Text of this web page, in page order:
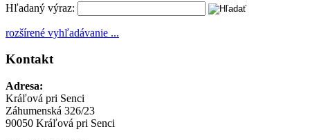
Hľadaný výraz:
rozšírené vyhľadávanie ...
Kontakt
Adresa:
Kráľová pri Senci
Záhumenská 326/23
90050 Kráľová pri Senci